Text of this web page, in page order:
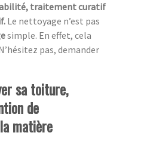
traitement curatif
Le nettoyage n’est pas
simple. En effet, cela
pas, demander
sa toiture,
de
matière